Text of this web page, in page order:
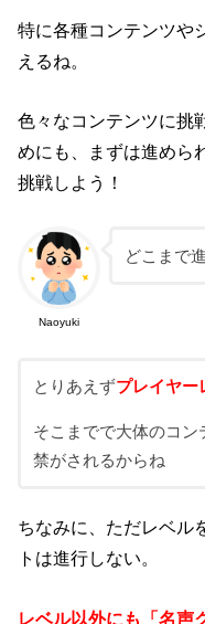
特に各種コンテンツや
えるね。
色々なコンテンツに挑
めにも、まずは進めら
挑戦しよう！
Naoyuki
どこまで
とりあえずプレイヤー
そこまでで大体のコ
禁がされるからね
ちなみに、ただレベル
トは進行しない。
レベル以外にも「名声